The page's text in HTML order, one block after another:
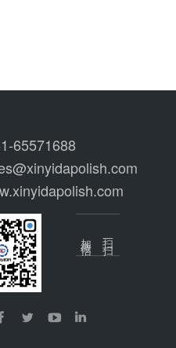
65571688